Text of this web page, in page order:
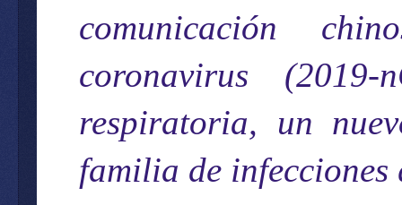
comunicación
coronavirus
respiratoria, un
familia de infecciones